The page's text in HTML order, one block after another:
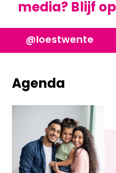
media? Blijf
@loestwente
Agenda